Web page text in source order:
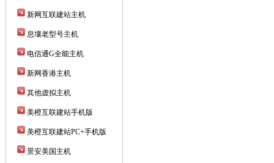
新网互联建站主机
息壤老型号主机
电信通G全能主机
新网香港主机
其他虚拟主机
美橙互联建站手机版
美橙互联建站PC+手机版
景安美国主机